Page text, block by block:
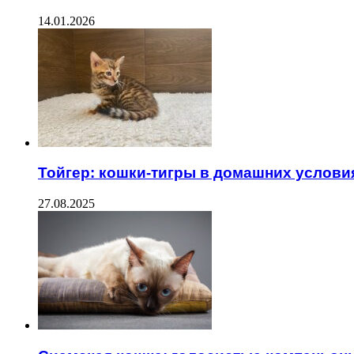
14.01.2026
Тойгер: кошки-тигры в домашних
27.08.2025